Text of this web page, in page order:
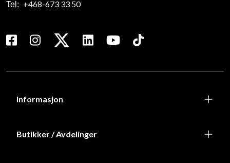
Tel: +468-673 33 50
Informasjon
Butikker / Avdelinger